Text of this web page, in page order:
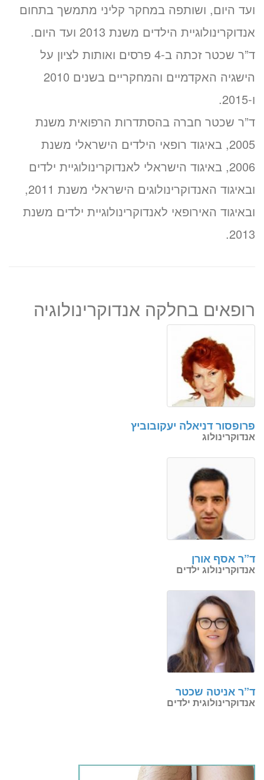
ועד היום, ושותפה במחקר קליני מתמשך בתחום
אנדוקרינולוגיית הילדים משנת 2013 ועד היום.
ד”ר שכטר זכתה ב-4 פרסים ואותות לציון על
הישגיה האקדמיים והמחקריים בשנים 2010
ו-2015.
ד”ר שכטר חברה בהסתדרות הרפואית משנת
2005, באיגוד רופאי הילדים הישראלי משנת
2006, באיגוד הישראלי לאנדוקרינולוגיית ילדים
ובאיגוד האנדוקרינולוגים הישראלי משנת 2011,
ובאיגוד האירופאי לאנדוקרינולוגיית ילדים משנת
2013.
רופאים בחלקה אנדוקרינולוגיה
פרופסור דניאלה יעקובוביץ
אנדוקרינולוג
ד”ר אסף אורן
אנדוקרינולוג ילדים
ד”ר אניטה שכטר
אנדוקרינולוגית ילדים